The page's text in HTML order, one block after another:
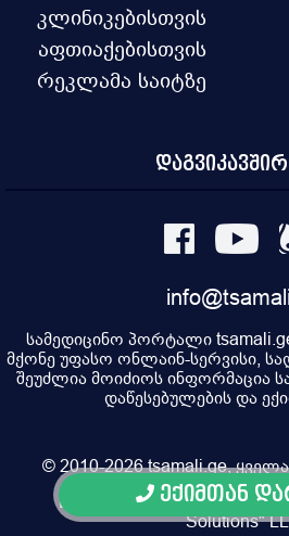
ექიმთან
კლინიკებისთვის
აფთიაქებისთვის
რეკლამა საიტზე
სამედიცინო პორტალი
მქონე უფასო ონლაინ-სერვისი,
შეუძლია მოიძიოს ინფორმაცია
დაწესებულების და
© 2010-2026 tsamali.ge,
Developed by Pulsar Digital,
Solutions"